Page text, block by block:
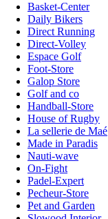
Basket-Center
Daily Bikers
Direct Running
Direct-Volley
Espace Golf
Foot-Store
Galop Store
Golf and co
Handball-Store
House of Rugby
La sellerie de Maé
Made in Paradis
Nauti-wave
On-Fight
Padel-Expert
Pecheur-Store
Pet and Garden